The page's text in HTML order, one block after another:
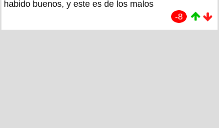
habido buenos, y este es de los malos
-8